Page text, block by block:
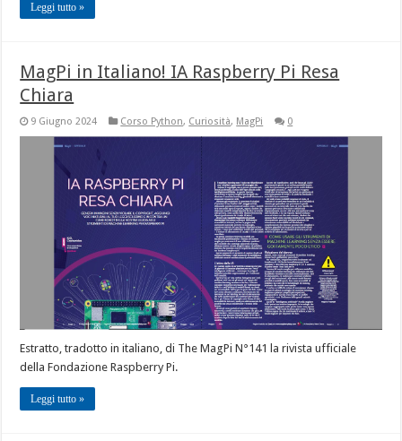
Leggi tutto »
MagPi in Italiano! IA Raspberry Pi Resa
Chiara
9 Giugno 2024 Corso Python, Curiosità, MagPi 0
Estratto, tradotto in italiano, di The MagPi N°141 la rivista ufficiale
della Fondazione Raspberry Pi.
Leggi tutto »